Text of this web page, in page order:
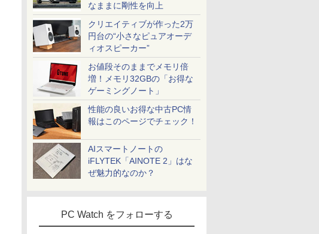
なままに剛性を向上
クリエイティブが作った2万
円台の“小さなピュアオーデ
ィオスピーカー”
お値段そのままでメモリ倍
増！メモリ32GBの「お得な
ゲーミングノート」
性能の良いお得な中古PC情
報はこのページでチェック！
AIスマートノートの
iFLYTEK「AINOTE 2」はな
ぜ魅力的なのか？
PC Watch をフォローする